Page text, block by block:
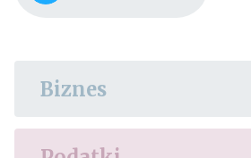
Biznes